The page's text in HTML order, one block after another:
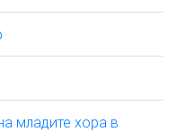
младите хора в